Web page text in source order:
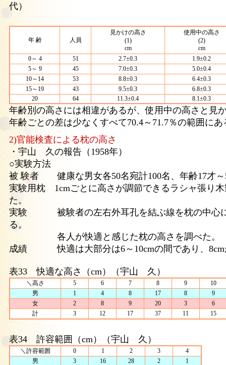
代）
年 齢 人員
見かけの高さ
(1)
cm
使用中の高さ
(2)
cm
0～ 4
51 2.7±0.3
1.9±0.2
5～ 9
45 7.0±0.3
5.0±0.4
10～14
53 8.8±0.3
6.4±0.3
15～19
43 9.5±0.3
6.8±0.3
20
64 11.3±0.4 8.1±0.3
年齢別の高さには相違があるが、使用中の高さと見
年齢ごとの差は少なくすべて70.4～71.7％の範囲にあ
2)官能検査による枕の高さ
・宇山 久の報告（1958年）
○実験方法
被 験者 健康な男女各50名宛計100名、年齢17才～
実験用枕 1cmごとに高さが調節できるラシャ張り
た。
実験 被験者の左右外耳孔を結ぶ線を枕の中心に
る。
各人が快適と感じた枕の高さを調べた。
成績 快適は大部分は6～10cmの間であり、8cm
表33 快適な高さ（cm）（宇山 久）
＼高さ 5 6 7 8 9
10
男
1 4 8 17 8
9
女
2 8 9 20 3
6
計
3 12 17 37 11 15
表34 許容範囲（cm）（宇山 久）
＼許容範囲 0 1 2 3
4
男
3 16 28 2
1